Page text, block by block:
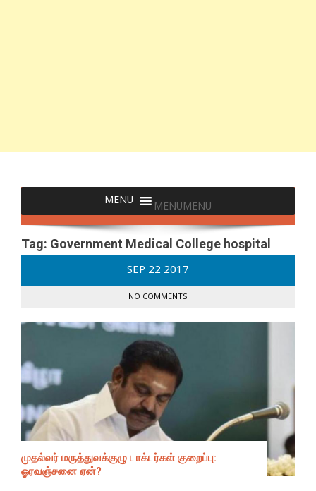
MENUMENU
Tag: Government Medical College hospital
SEP 22 2017
NO COMMENTS
முதல்வர் மருத்துவக்குழு டாக்டர்கள் குறைப்பு:
ஓரவஞ்சனை ஏன்?